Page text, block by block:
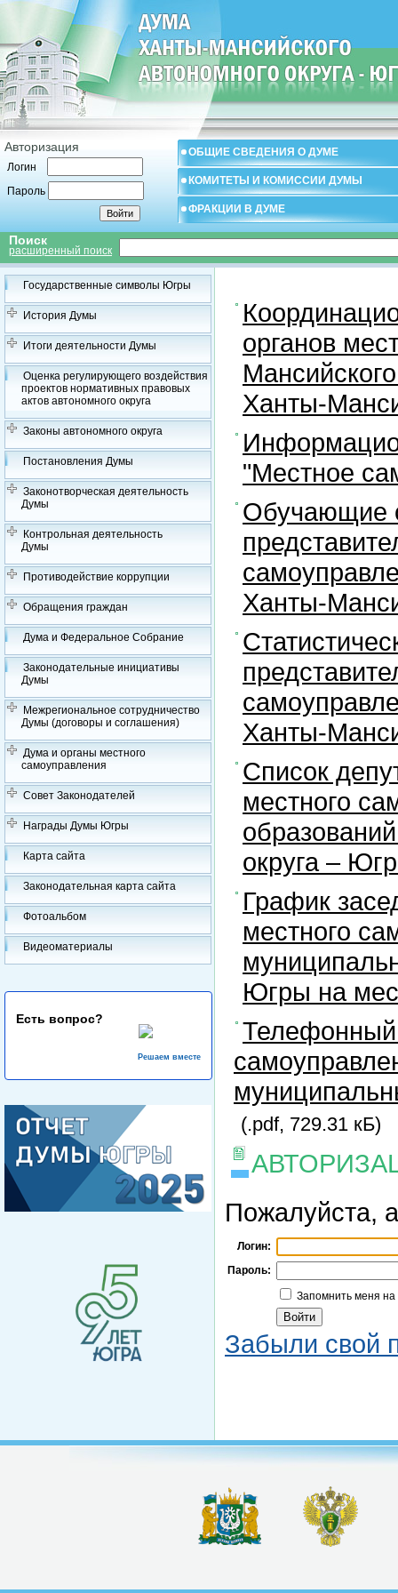
Авторизация
Логин
Пароль
ОБЩИЕ СВЕДЕНИЯ О ДУМЕ
КОМИТЕТЫ И КОМИССИИ ДУМЫ
ФРАКЦИИ В ДУМЕ
Поиск
расширенный поиск
Государственные символы Югры
История Думы
Итоги деятельности Думы
Оценка регулирующего воздействия
проектов нормативных правовых
актов автономного округа
Законы автономного округа
Постановления Думы
Законотворческая деятельность
Думы
Контрольная деятельность
Думы
Противодействие коррупции
Обращения граждан
Дума и Федеральное Собрание
Законодательные инициативы
Думы
Межрегиональное сотрудничество
Думы (договоры и соглашения)
Дума и органы местного
самоуправления
Совет Законодателей
Награды Думы Югры
Карта сайта
Законодательная карта сайта
Фотоальбом
Видеоматериалы
Есть вопрос?
Решаем вместе
органов
Ханты-
"Местное
Обучающие
Ханты-
Ханты-
Список
местного
округа –
График
местного
Югры на
Телефонный
(.pdf, 729.31 кБ)
Пожалуйста,
Логин:
Пароль:
Запомнить меня
Забыли свой